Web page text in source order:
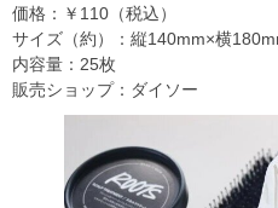
価格：￥110（税込）
サイズ（約）：縦140mm×横
内容量：25枚
販売ショップ：ダイソー